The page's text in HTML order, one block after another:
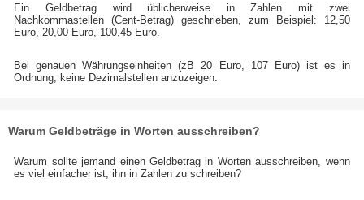
Ein Geldbetrag wird üblicherweise in Zahlen mit zwei
Nachkommastellen (Cent-Betrag) geschrieben, zum Beispiel: 12,50
Euro, 20,00 Euro, 100,45 Euro.
Bei genauen Währungseinheiten (zB 20 Euro, 107 Euro) ist es in
Ordnung, keine Dezimalstellen anzuzeigen.
Warum Geldbeträge in Worten ausschreiben?
Warum sollte jemand einen Geldbetrag in Worten ausschreiben, wenn
es viel einfacher ist, ihn in Zahlen zu schreiben?